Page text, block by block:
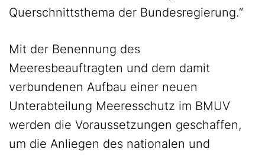
Querschnittsthema der Bundesregierung.“
Mit der Benennung des
Meeresbeauftragten und dem damit
verbundenen Aufbau einer neuen
Unterabteilung Meeresschutz im BMUV
werden die Voraussetzungen geschaffen,
um die Anliegen des nationalen und